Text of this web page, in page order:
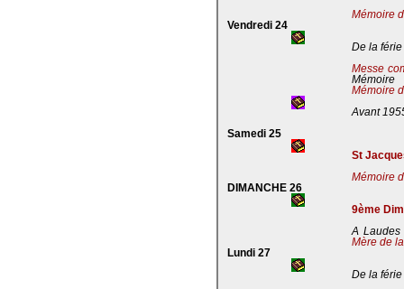
Mémoire
Vendredi 24
De la férie
Messe
Mémoire
Mémoire
Avant
Samedi 25
St
Mémoire
DIMANCHE 26
9ème
A
Mère de
Lundi 27
De la férie